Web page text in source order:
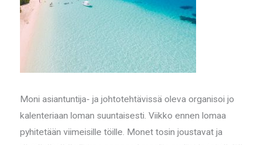
Moni asiantuntija- ja johtotehtävissä oleva organisoi jo
kalenteriaan loman suuntaisesti. Viikko ennen lomaa
pyhitetään viimeisille töille. Monet tosin joustavat ja